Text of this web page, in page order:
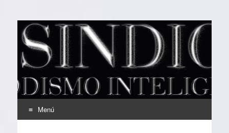
EL SINDICAL
Periodismo Inteligente
Menú